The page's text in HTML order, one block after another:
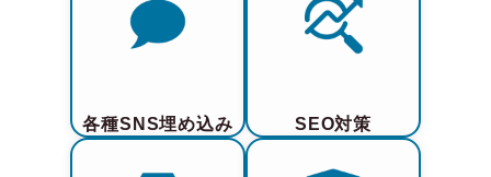
各種SNS埋め込み SEO対策